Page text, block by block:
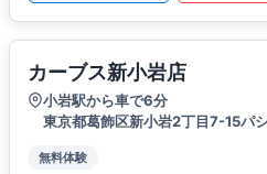
カーブス新小岩店
小岩駅から車で6分
東京都葛飾区新小岩2丁目7-15パ
無料体験